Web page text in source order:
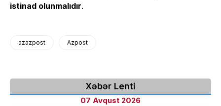
istinad olunmalıdır.
azazpost Azpost
Xəbər Lenti
07 Avqust 2026